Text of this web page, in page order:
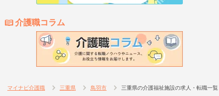
介護職コラム
マイナビ介護職 三重県 鳥羽市 三重県の介護福祉施設の求人・転職一覧